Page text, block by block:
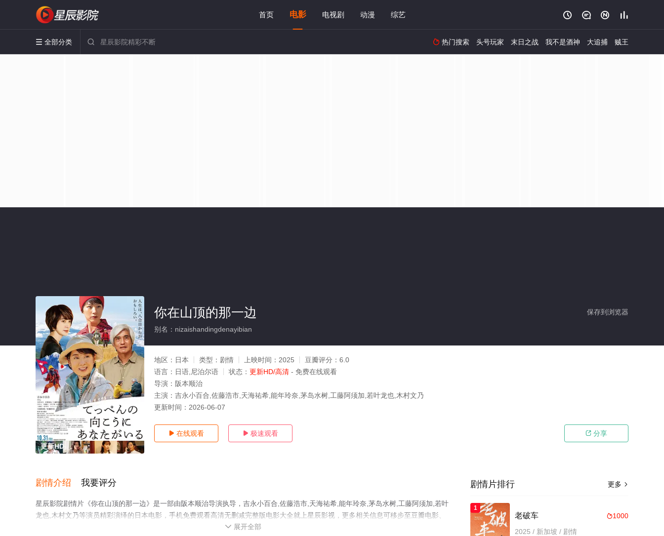
首页 电影 电视剧 动漫 综艺    
 全部分类   热门搜索 头号玩家 末日之战 我不是酒神 大追捕 贼王
更新HD
保存到浏览器
你在山顶的那一边
别名：nizaishandingdenayibian
地区： 日本 类型： 剧情 上映时间： 2025 豆瓣评分： 6.0
语言： 日语,尼泊尔语 状态： 更新HD/高清 - 免费在线观看
导演： 阪本顺治
主演： 吉永小百合,佐藤浩市,天海祐希,能年玲奈,茅岛水树,工藤阿须加,若叶龙也,木村文乃
更新时间： 2026-06-07
 在线观看  极速观看  分享
剧情介绍 我要评分
星辰影院剧情片《你在山顶的那一边》是一部由阪本顺治导演执导，吉永小百合,佐藤浩市,天海祐希,能年玲奈,茅岛水树,工藤阿须加,若叶
龙也,木村文乃等演员精彩演绎的日本电影，手机免费观看高清无删减完整版电影大全就上星辰影视，更多相关信息可移步至豆瓣电影、
 展开全部
更多 
剧情片排行
1
1000
老破车
2025 / 新加坡 / 剧情